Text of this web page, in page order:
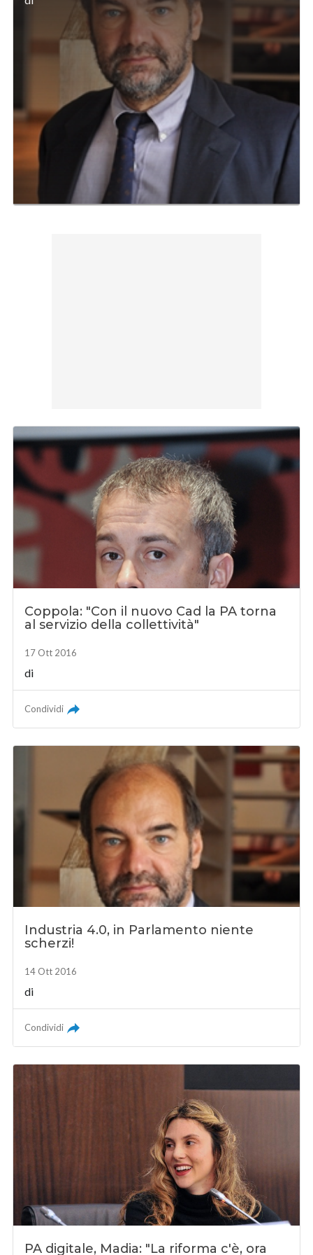
Coppola: "Con il nuovo Cad la PA torna
al servizio della collettività"
17 Ott 2016
di
Condividi
Industria 4.0, in Parlamento niente
scherzi!
14 Ott 2016
di
Condividi
PA digitale, Madia: "La riforma c'è, ora